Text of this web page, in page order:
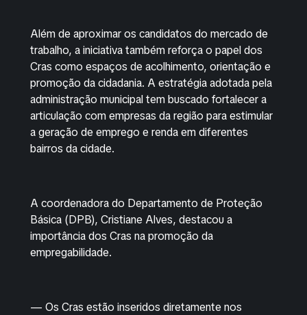
Além de aproximar os candidatos do mercado de
trabalho, a iniciativa também reforça o papel dos
Cras como espaços de acolhimento, orientação e
promoção da cidadania. A estratégia adotada pela
administração municipal tem buscado fortalecer a
articulação com empresas da região para estimular
a geração de emprego e renda em diferentes
bairros da cidade.
A coordenadora do Departamento de Proteção
Básica (DPB), Cristiane Alves, destacou a
importância dos Cras na promoção da
empregabilidade.
— Os Cras estão inseridos diretamente nos